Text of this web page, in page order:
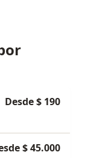
Desde $ 190
$ 45.000